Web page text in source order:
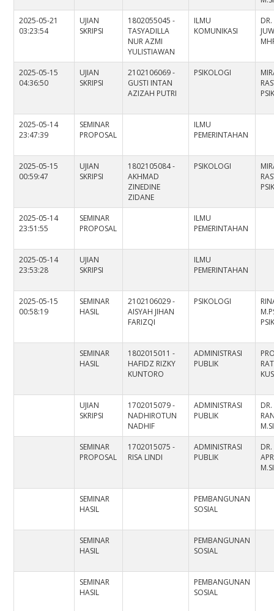
2025-05-21
03:23:54
UJIAN
SKRIPSI
1802055045 -
TASYADILLA
NUR AZMI
YULISTIAWAN
ILMU
KOMUNIKASI
2025-05-15
04:36:50
UJIAN
SKRIPSI
2102106069 -
GUSTI INTAN
AZIZAH PUTRI
PSIKOLOGI
2025-05-14
23:47:39
SEMINAR
PROPOSAL
ILMU
PEMERINTAHAN
2025-05-15
00:59:47
UJIAN
SKRIPSI
1802105084 -
AKHMAD
ZINEDINE
ZIDANE
PSIKOLOGI
2025-05-14
23:51:55
SEMINAR
PROPOSAL
ILMU
PEMERINTAHAN
2025-05-14
23:53:28
UJIAN
SKRIPSI
ILMU
PEMERINTAHAN
2025-05-15
00:58:19
SEMINAR
HASIL
2102106029 -
AISYAH JIHAN
FARIZQI
PSIKOLOGI
SEMINAR
HASIL
1802015011 -
HAFIDZ RIZKY
KUNTORO
ADMINISTRASI
PUBLIK
UJIAN
SKRIPSI
1702015079 -
NADHIROTUN
NADHIF
ADMINISTRASI
PUBLIK
M.SI
SEMINAR
PROPOSAL
1702015075 -
RISA LINDI
ADMINISTRASI
PUBLIK
DR.
M.SI
SEMINAR
HASIL
PEMBANGUNAN
SOSIAL
SEMINAR
HASIL
PEMBANGUNAN
SOSIAL
SEMINAR
HASIL
PEMBANGUNAN
SOSIAL